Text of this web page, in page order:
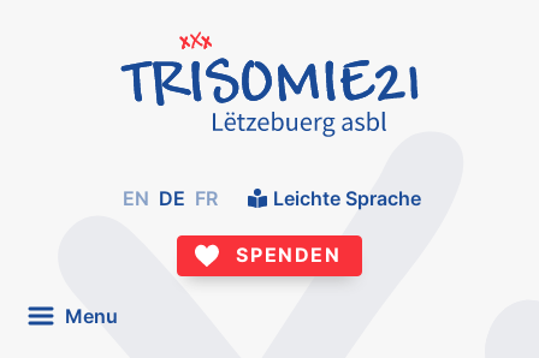
EN DE FR Leichte Sprache
SPENDEN
Menu